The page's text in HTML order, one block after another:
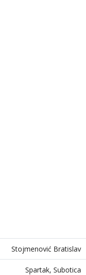
Stojmenović Bratislav
Spartak, Subotica